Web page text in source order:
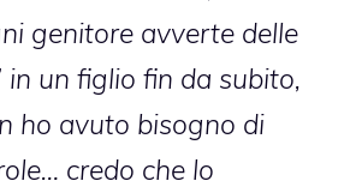
genitore avverte delle
in un figlio fin da subito,
ho avuto bisogno di
credo che lo